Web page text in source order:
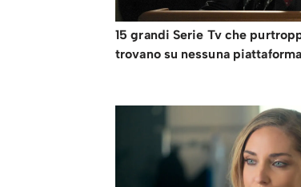
15 grandi Serie Tv che
trovano su nessuna piattaforma